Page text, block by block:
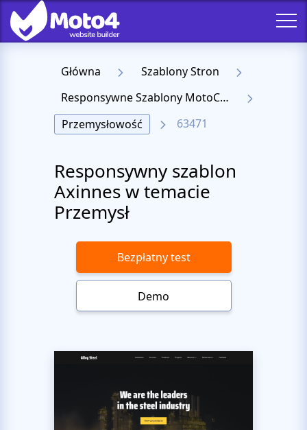
Główna
Szablony Stron
Responsywne Szablony MotoCMS 3
Przemysłowość
63471
Responsywny szablon
Axinnes w temacie
Przemysł
Bezpłatny test
Demo